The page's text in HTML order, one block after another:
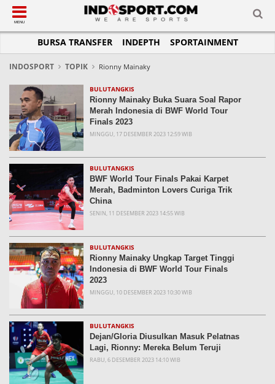
SUB-MENU
SEPAKBOLA
LIGA 1
LIGA 2
LIGA INGGRIS
LIGA ITALIA
LIGA SPANYOL
LIGA CHAMPIONS
LIGA JERMAN
LIGA PRANCIS
LIGA EUROPA
SUB-MENU
SPORTAINMENT
SELEBSPORT
LIFESTYLE
SUB-MENU
OTOMOTIF
MOTOGP
FORMULA 1
OTOMANIA
SUB-MENU
RAKET
MMA
FUTSAL
OLIMPIK
E-SPORT
SUB-MENU
JADWAL
KLASEMEN
SUB-MENU
TOPIK HARI INI
PERATURAN OLAHRAGA
TIPS DAN TRIK
INFOGRAFIS
GALERI FOTO
TEMPAT OLAHRAGA
PASUKAN SEHAT
KOMUNITAS SEHAT
MENU
BURSA TRANSFER INDEPTH SPORTAINMENT
INDOSPORT TOPIK Rionny Mainaky
BULUTANGKIS
Rionny Mainaky Buka Suara Soal Rapor
Merah Indonesia di BWF World Tour
Finals 2023
MINGGU, 17 DESEMBER 2023 12:59 WIB
BULUTANGKIS
BWF World Tour Finals Pakai Karpet
Merah, Badminton Lovers Curiga Trik
China
SENIN, 11 DESEMBER 2023 14:55 WIB
BULUTANGKIS
Rionny Mainaky Ungkap Target Tinggi
Indonesia di BWF World Tour Finals
2023
MINGGU, 10 DESEMBER 2023 10:30 WIB
BULUTANGKIS
Dejan/Gloria Diusulkan Masuk Pelatnas
Lagi, Rionny: Mereka Belum Teruji
RABU, 6 DESEMBER 2023 14:10 WIB